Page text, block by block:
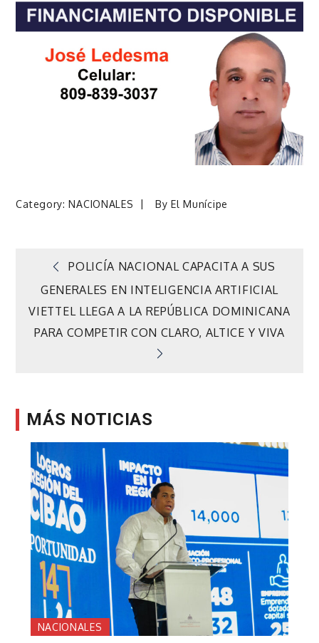
Category:NACIONALES ByEl Munícipe
Navegación
de
POLICÍA NACIONAL CAPACITA A SUS
GENERALES EN INTELIGENCIA ARTIFICIAL
VIETTEL LLEGA A LA REPÚBLICA DOMINICANA
PARA COMPETIR CON CLARO, ALTICE Y VIVA
MÁS NOTICIAS
NACIONALES